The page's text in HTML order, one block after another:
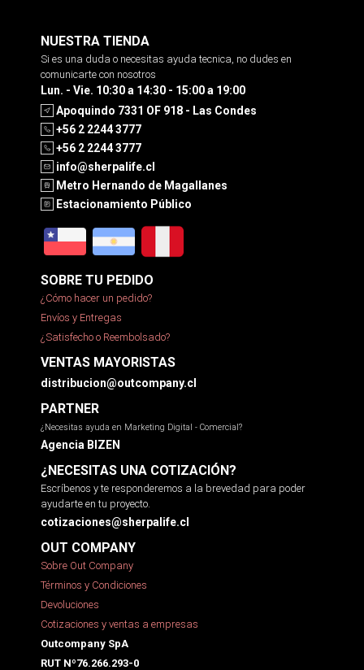
NUESTRA TIENDA
Si es una duda o necesitas ayuda tecnica, no dudes en
comunicarte con nosotros
Lun. - Vie. 10:30 a 14:30 - 15:00 a 19:00
Apoquindo 7331 OF 918 - Las Condes
+56 2 2244 3777
+56 2 2244 3777
info@sherpalife.cl
Metro Hernando de Magallanes
Estacionamiento Público
SOBRE TU PEDIDO
¿Cómo hacer un pedido?
Envíos y Entregas
¿Satisfecho o Reembolsado?
VENTAS MAYORISTAS
distribucion@outcompany.cl
PARTNER
¿Necesitas ayuda en Marketing Digital - Comercial?
Agencia BIZEN
¿NECESITAS UNA COTIZACIÓN?
Escríbenos y te responderemos a la brevedad para poder
ayudarte en tu proyecto.
cotizaciones@sherpalife.cl
OUT COMPANY
Sobre Out Company
Términos y Condiciones
Devoluciones
Cotizaciones y ventas a empresas
Outcompany SpA
RUT Nº76.266.293-0